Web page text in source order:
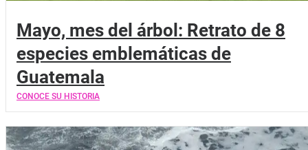
Mayo, mes del árbol: Retrato de 8
especies emblemáticas de
Guatemala
CONOCE SU HISTORIA